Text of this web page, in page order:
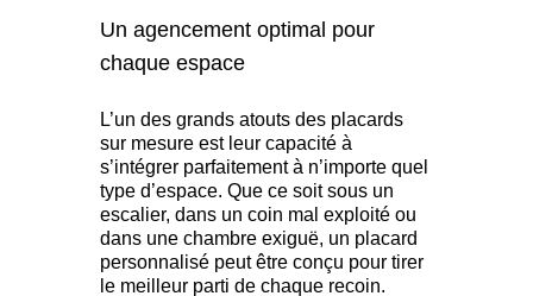
Un agencement optimal pour
chaque espace
L’un des grands atouts des placards
sur mesure est leur capacité à
s’intégrer parfaitement à n’importe quel
type d’espace. Que ce soit sous un
escalier, dans un coin mal exploité ou
dans une chambre exiguë, un placard
personnalisé peut être conçu pour tirer
le meilleur parti de chaque recoin.